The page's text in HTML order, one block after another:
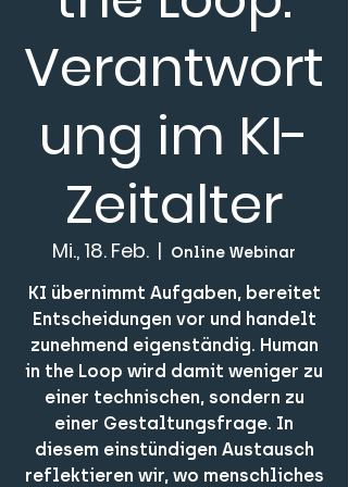
Verantwort
ung im KI-
Zeitalter
Mi., 18. Feb.
  |
Online Webinar
KI übernimmt Aufgaben, bereitet
Entscheidungen vor und handelt
zunehmend eigenständig. Human
in the Loop wird damit weniger zu
einer technischen, sondern zu
einer Gestaltungsfrage. In
diesem einstündigen Austausch
reflektieren wir, wo menschliches